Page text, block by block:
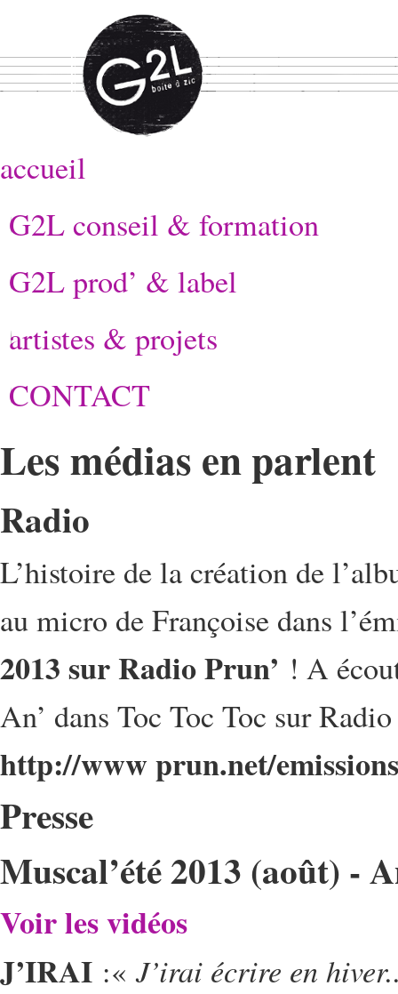
accueil
G2L conseil & formation
G2L prod’ & label
artistes & projets
CONTACT
Les médias en parlent
Radio
L’histoire de la création de
au micro de Françoise dans
2013 sur Radio Prun’ ! A
An’ dans Toc Toc Toc sur
http://www prun.net/
Presse
Muscal’été 2013 (août) -
Voir les vidéos
J’IRAI :«J’irai écrire en